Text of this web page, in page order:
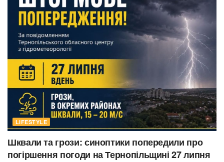
LIFESTYLE
Шквали та грози: синоптики попередили про
погіршення погоди на Тернопільщині 27 липня